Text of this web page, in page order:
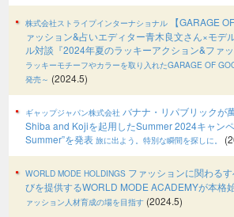
株式会社ストライプインターナショナル 【GARAGE
ァッション&占いエディター青木良文さん×モデ
ル対談『2024年夏のラッキーアクション&ファ
ラッキーモチーフやカラーを取り入れたGARAGE OF
発売～ (2024.5)
ギャップジャパン株式会社 バナナ・リパブリックが
Shiba and Kojiを起用したSummer 2024キャン
Summer”を発表 旅に出よう。特別な瞬間を探しに。
WORLD MODE HOLDINGS ファッションに関わる
びを提供するWORLD MODE ACADEMYが本格
ァッション人材育成の場を目指す (2024.5)